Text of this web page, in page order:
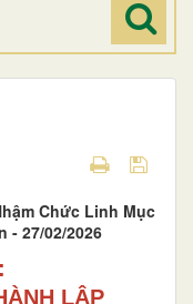
Chức Linh Mục
- 27/02/2026
LẬP